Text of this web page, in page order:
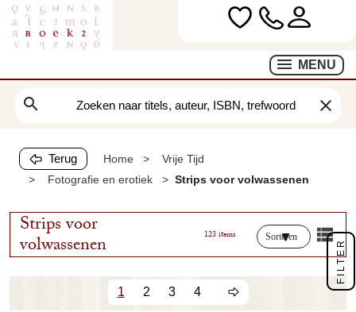
MENU
search clear
Terug Home
Vrije Tijd
Fotografie en erotiek
Strips voor volwassenen
Strips voor
volwassenen 123 items Sorteren
1 2 3 4
FILTER